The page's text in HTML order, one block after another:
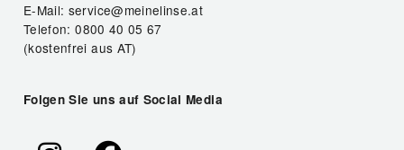
E-Mail: service@meinelinse.at
Telefon: 0800 40 05 67
(kostenfrei aus AT)
Folgen Sie uns auf Social Media